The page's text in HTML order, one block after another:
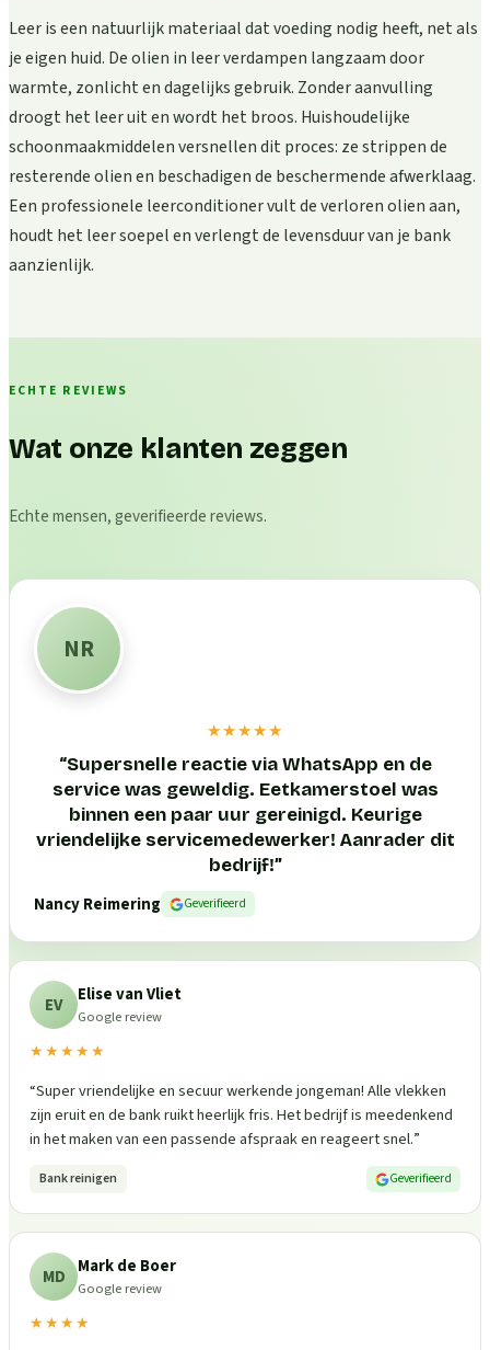
Leer is een natuurlijk materiaal dat voeding nodig heeft, net als
je eigen huid. De olien in leer verdampen langzaam door
warmte, zonlicht en dagelijks gebruik. Zonder aanvulling
droogt het leer uit en wordt het broos. Huishoudelijke
schoonmaakmiddelen versnellen dit proces: ze strippen de
resterende olien en beschadigen de beschermende afwerklaag.
Een professionele leerconditioner vult de verloren olien aan,
houdt het leer soepel en verlengt de levensduur van je bank
aanzienlijk.
ECHTE REVIEWS
Wat onze klanten zeggen
Echte mensen, geverifieerde reviews.
NR
★★★★★
“Supersnelle reactie via WhatsApp en de
service was geweldig. Eetkamerstoel was
binnen een paar uur gereinigd. Keurige
vriendelijke servicemedewerker! Aanrader dit
bedrijf!”
Nancy Reimering
Geverifieerd
EV Elise van Vliet
Google review
★★★★★
“Super vriendelijke en secuur werkende jongeman! Alle vlekken
zijn eruit en de bank ruikt heerlijk fris. Het bedrijf is meedenkend
in het maken van een passende afspraak en reageert snel.”
Bank reinigen Geverifieerd
MD Mark de Boer
Google review
★★★★